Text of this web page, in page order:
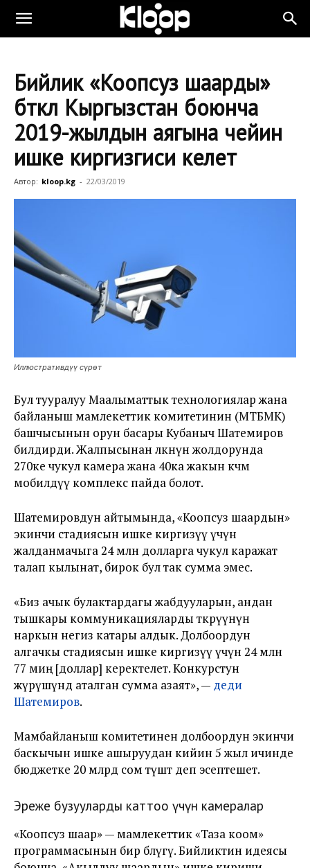
Бийлик «Коопсуз шаарды»
бүткүл Кыргызстан боюнча
2019-жылдын аягына чейин
ишке киргизгиси келет
Автор: kloop.kg - 22/03/2019
Иллюстративдүү сүрөт
Бул тууралуу Маалыматтык технологиялар жана
байланыш мамлекеттик комитетинин (МТБМК)
башчысынын орун басары Кубаныч Шатемиров
билдирди. Жалпысынан өлкөнүн жолдорунда
270ке чукул камера жана 40ка жакын көчмө
мобилдүү комплекс пайда болот.
Шатемировдун айтымында, «Коопсуз шаардын»
экинчи стадиясын ишке киргизүү үчүн
жалданмачыга 24 млн долларга чукул каражат
талап кылынат, бирок бул так сумма эмес.
«Биз ачык булактардагы жабдууларын, андан
тышкары коммуникацияларды өткөрүүнүн
наркын негиз катары алдык. Долбоордун
алгачкы стадиясын ишке киргизүү үчүн 24 млн
77 миң [доллар] керектелет. Конкурстун
жүрүшүндө аталган сумма азаят», — деди
Шатемиров.
Мамбайланыш комитетинен долбоордун экинчи
баскычын ишке ашыруудан кийин 5 жыл ичинде
бюджетке 20 млрд сом түшөт деп эсептешет.
Эреже бузууларды каттоо үчүн камералар
«Коопсуз шаар» — мамлекеттик «Таза коом»
программасынын бир бөлүгү. Бийликтин идеясы